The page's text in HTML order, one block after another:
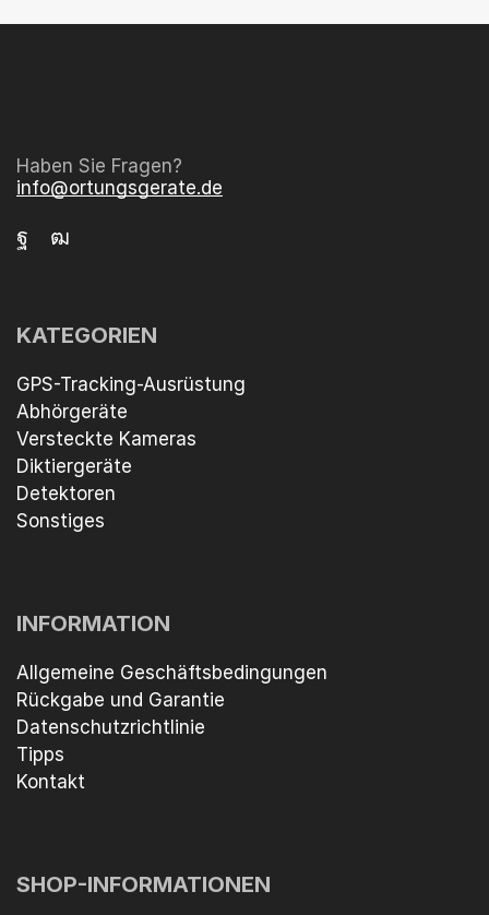
Haben Sie Fragen?
info@ortungsgerate.de
KATEGORIEN
GPS-Tracking-Ausrüstung
Abhörgeräte
Versteckte Kameras
Diktiergeräte
Detektoren
Sonstiges
INFORMATION
Allgemeine Geschäftsbedingungen
Rückgabe und Garantie
Datenschutzrichtlinie
Tipps
Kontakt
SHOP-INFORMATIONEN